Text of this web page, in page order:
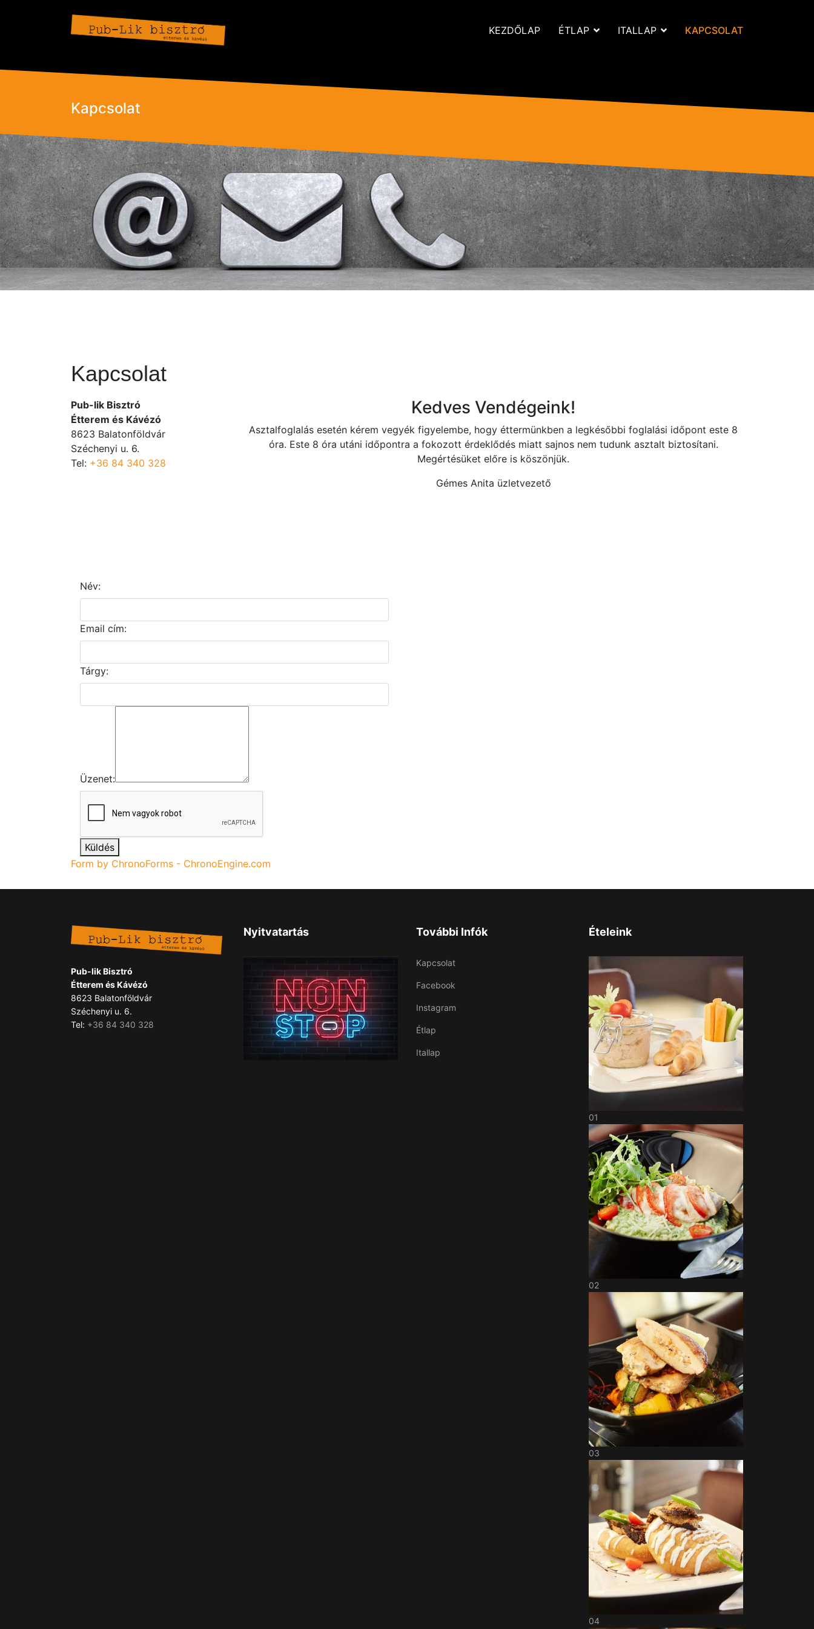
KEZDŐLAP ÉTLAP ITALLAP KAPCSOLAT
Kapcsolat
Kapcsolat
Pub-lik Bisztró
Étterem és Kávézó
8623 Balatonföldvár
Széchenyi u. 6.
Tel: +36 84 340 328
Kedves Vendégeink!
Asztalfoglalás esetén kérem vegyék figyelembe, hogy éttermünkben a legkésőbbi foglalási időpont este 8
óra. Este 8 óra utáni időpontra a fokozott érdeklődés miatt sajnos nem tudunk asztalt biztosítani.
Megértésüket előre is köszönjük.
Gémes Anita üzletvezető
Név:
Email cím:
Tárgy:
Üzenet:
Küldés
Form by ChronoForms - ChronoEngine.com
Pub-lik Bisztró
Étterem és Kávézó
8623 Balatonföldvár
Széchenyi u. 6.
Tel: +36 84 340 328
Nyitvatartás További Infók
Kapcsolat
Facebook
Instagram
Étlap
Itallap
Ételeink
01
02
03
04